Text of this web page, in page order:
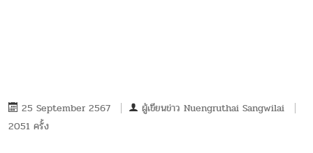
25 September 2567 ผู้เขียนข่าว Nuengruthai Sangwilai
2051 ครั้ง